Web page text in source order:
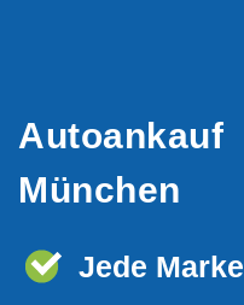
Autoankauf
München
Jede Marke